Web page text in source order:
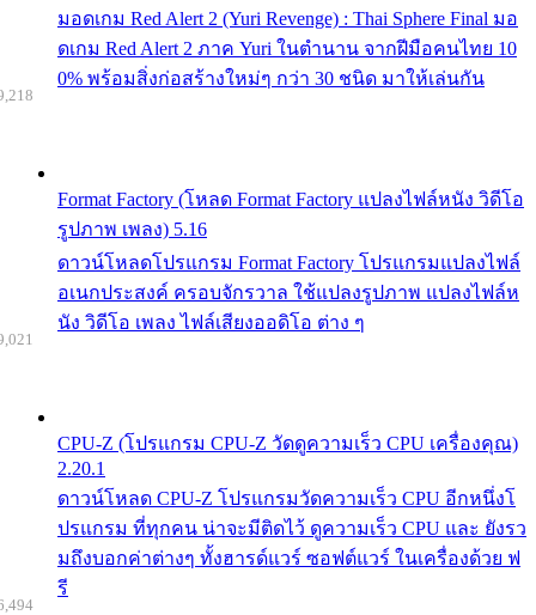
มอดเกม Red Alert 2 (Yuri Revenge) : Thai Sphere Final มอ
ดเกม Red Alert 2 ภาค Yuri ในตำนาน จากฝีมือคนไทย 10
0% พร้อมสิ่งก่อสร้างใหม่ๆ กว่า 30 ชนิด มาให้เล่นกัน
Format Factory (โหลด Format Factory แปลงไฟล์หนัง วิดีโอ
รูปภาพ เพลง) 5.16
ดาวน์โหลดโปรแกรม Format Factory โปรแกรมแปลงไฟล์
อเนกประสงค์ ครอบจักรวาล ใช้แปลงรูปภาพ แปลงไฟล์ห
นัง วิดีโอ เพลง ไฟล์เสียงออดิโอ ต่าง ๆ
CPU-Z (โปรแกรม CPU-Z วัดดูความเร็ว CPU เครื่องคุณ)
2.20.1
ดาวน์โหลด CPU-Z โปรแกรมวัดความเร็ว CPU อีกหนึ่งโ
ปรแกรม ที่ทุกคน น่าจะมีติดไว้ ดูความเร็ว CPU และ ยังรว
มถึงบอกค่าต่างๆ ทั้งฮารด์แวร์ ซอฟต์แวร์ ในเครื่องด้วย ฟ
รี